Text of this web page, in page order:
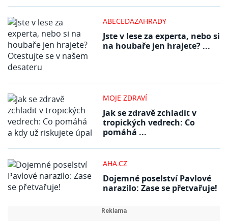
ABECEDAZAHRADY
Jste v lese za experta, nebo si
na houbaře jen hrajete? ...
MOJE ZDRAVÍ
Jak se zdravě zchladit v
tropických vedrech: Co
pomáhá ...
AHA.CZ
Dojemné poselství Pavlové
narazilo: Zase se přetvařuje!